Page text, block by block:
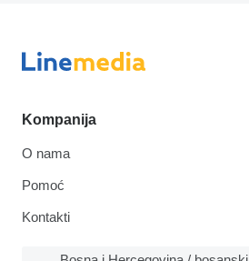
Kompanija
O nama
Pomoć
Kontakti